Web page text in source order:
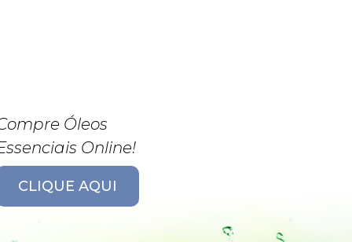
Óleos
Online!
CLIQUE AQUI